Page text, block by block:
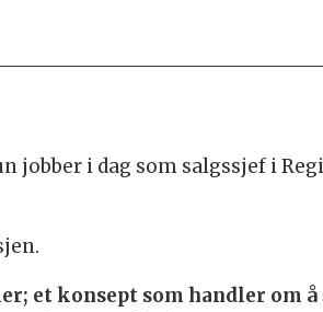
jobber i dag som salgssjef i
et konsept som handler om